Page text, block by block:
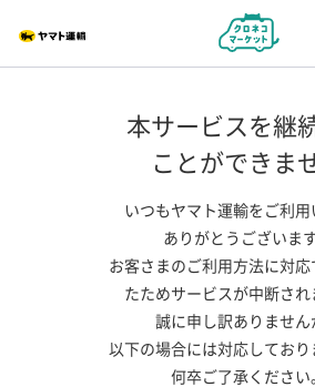
本サービスを継
ことができま
いつもヤマト運輸をご利用
ありがとうございます
お客さまのご利用方法に対応
たためサービスが中断され
誠に申し訳ありません
以下の場合には対応してお
何卒ご了承ください。